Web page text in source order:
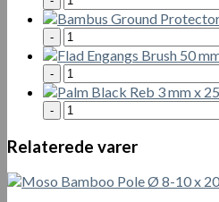
cm
antal
Booster
Oil
1L
antal
Bambus
Ground
Protector
1L
antal
Flad
Engangs
Brush
50
mm
antal
Palm
Black
Reb
3
mm
x
Relaterede varer